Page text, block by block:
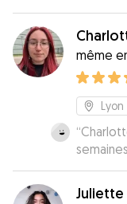
et nous
même
Lyon
“
Juliette